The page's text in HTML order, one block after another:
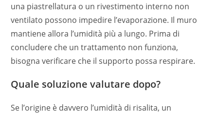
una piastrellatura o un rivestimento interno non
ventilato possono impedire l’evaporazione. Il muro
mantiene allora l’umidità più a lungo. Prima di
concludere che un trattamento non funziona,
bisogna verificare che il supporto possa respirare.
Quale soluzione valutare dopo?
Se l’origine è davvero l’umidità di risalita, un